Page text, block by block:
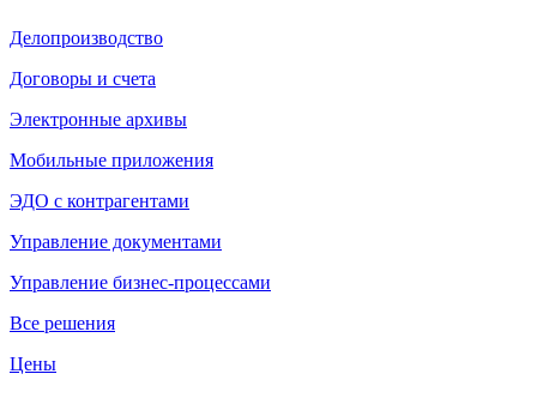
Делопроизводство
Договоры и счета
Электронные архивы
Мобильные приложения
ЭДО с контрагентами
Управление документами
Управление бизнес-процессами
Все решения
Цены